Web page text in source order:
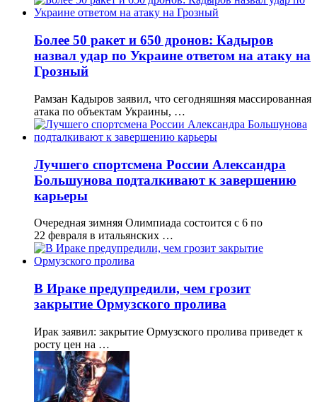
Более 50 ракет и 650 дронов: Кадыров
назвал удар по Украине ответом на атаку на
Грозный
Рамзан Кадыров заявил, что сегодняшняя массированная
атака по объектам Украины, …
Лучшего спортсмена России Александра
Большунова подталкивают к завершению
карьеры
Очередная зимняя Олимпиада состоится с 6 по
22 февраля в итальянских …
В Ираке предупредили, чем грозит
закрытие Ормузского пролива
Ирак заявил: закрытие Ормузского пролива приведет к
росту цен на …